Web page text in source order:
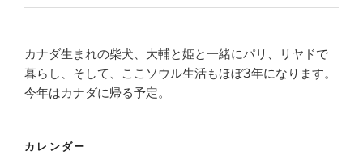
カナダ生まれの柴犬、大輔と姫と一緒にパリ、リヤドで
暮らし、そして、ここソウル生活もほぼ3年になります。
今年はカナダに帰る予定。
カレンダー